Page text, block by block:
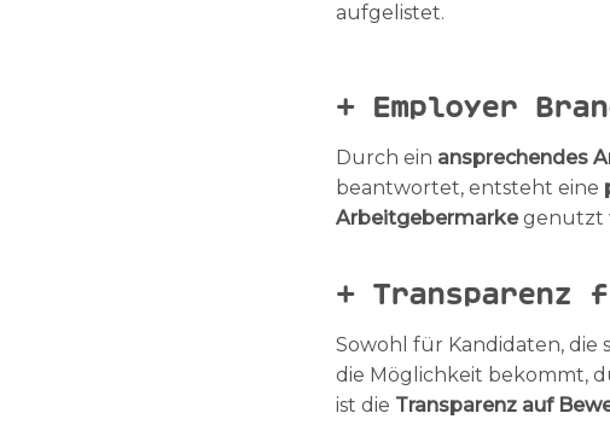
aufgelistet.
+ Employer
Durch ein ansprechendes
beantwortet, entsteht eine
Arbeitgebermarkegenutzt
+
Sowohl für Kandidaten, die
die Möglichkeit bekommt,
ist die Transparenz auf